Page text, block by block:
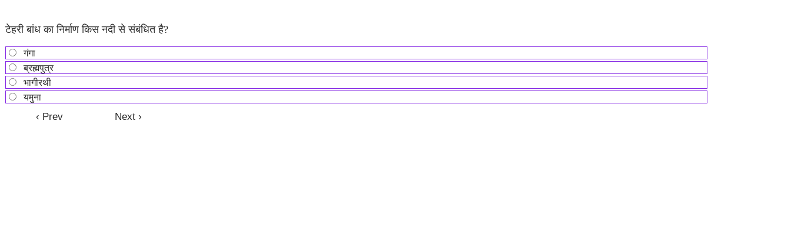
टेहरी बांध का निर्माण किस नदी से संबंधित है?
गंगा
ब्रह्मपुत्र
भागीरथी
यमुना